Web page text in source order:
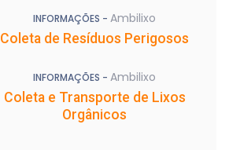
INFORMAÇÕES - Ambilixo
Coleta de Resíduos Perigosos
INFORMAÇÕES - Ambilixo
Coleta e Transporte de Lixos
Orgânicos